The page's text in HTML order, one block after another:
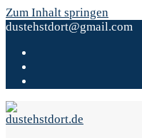
Zum Inhalt springen
dustehstdort@gmail.com